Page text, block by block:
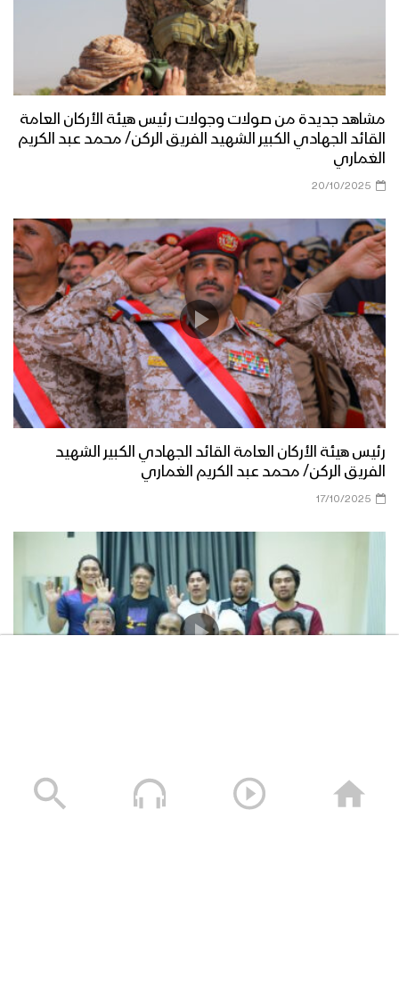
مشاهد جديدة من صولات وجولات رئيس هيئة الأركان العامة
القائد الجهادي الكبير الشهيد الفريق الركن/ محمد عبد الكريم
الغماري
20/10/2025
رئيس هيئة الأركان العامة القائد الجهادي الكبير الشهيد
الفريق الركن/ محمد عبد الكريم الغماري
17/10/2025
التي اغرقتها القوات المسلحة اليمنية